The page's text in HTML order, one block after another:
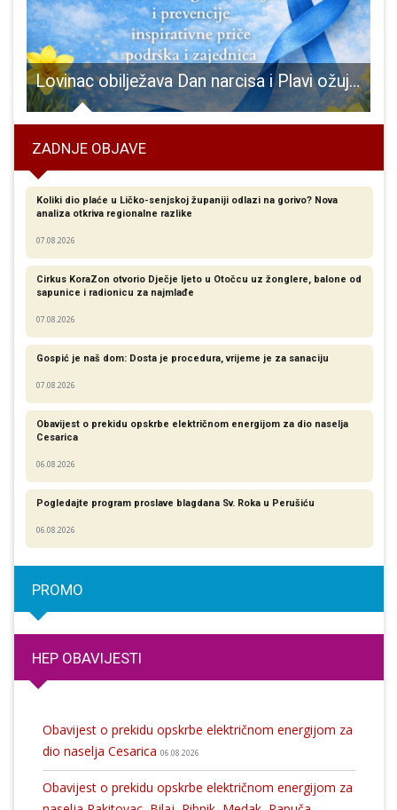
Lovinac obilježava Dan narcisa i Plavi ožujak – večer posvećena prevenciji, podršci i zajedništvu
ZADNJE OBJAVE
Koliki dio plaće u Ličko-senjskoj županiji odlazi na gorivo? Nova
analiza otkriva regionalne razlike​
07.08.2026
Cirkus KoraZon otvorio Dječje ljeto u Otočcu uz žonglere, balone od
sapunice i radionicu za najmlađe
07.08.2026
Gospić je naš dom: Dosta je procedura, vrijeme je za sanaciju
07.08.2026
Obavijest o prekidu opskrbe električnom energijom za dio naselja
Cesarica
06.08.2026
Pogledajte program proslave blagdana Sv. Roka u Perušiću
06.08.2026
PROMO
HEP OBAVIJESTI
Obavijest o prekidu opskrbe električnom energijom za
dio naselja Cesarica 06.08.2026
Obavijest o prekidu opskrbe električnom energijom za